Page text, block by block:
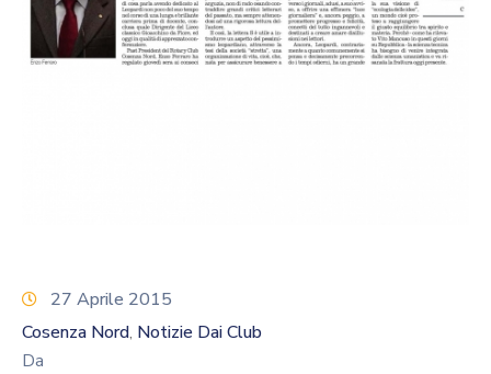
Programmi
27 Aprile 2015
Cosenza Nord‚ Notizie Dai Club
Da